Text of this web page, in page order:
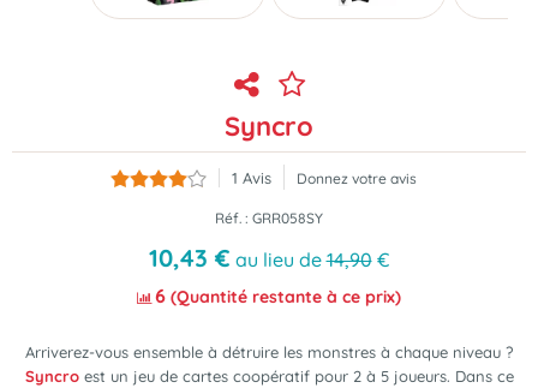
Syncro
1 Avis Donnez votre avis
Réf. : GRR058SY
10,43 € au lieu de14,90€
6 (Quantité restante à ce prix)
Arriverez-vous ensemble à détruire les monstres à chaque niveau ?
Syncroest un jeu de cartes coopératif pour 2 à 5 joueurs. Dans ce